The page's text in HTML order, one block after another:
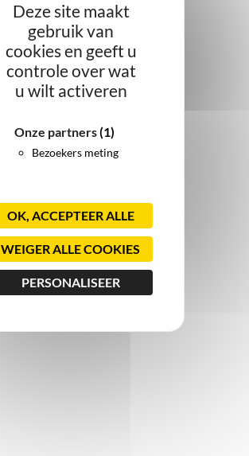
Deze site maakt
gebruik van
cookies en geeft u
controle over wat
u wilt activeren
Onze partners(1)
Bezoekers meting
OK, ACCEPTEER ALLE
WEIGER ALLE COOKIES
PERSONALISEER